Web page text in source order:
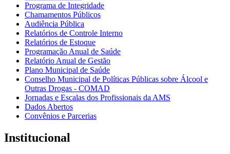
Programa de Integridade
Chamamentos Públicos
Audiência Pública
Relatórios de Controle Interno
Relatórios de Estoque
Programação Anual de Saúde
Relatório Anual de Gestão
Plano Municipal de Saúde
Conselho Municipal de Políticas Públicas sobre Álcool e
Outras Drogas - COMAD
Jornadas e Escalas dos Profissionais da AMS
Dados Abertos
Convênios e Parcerias
Institucional